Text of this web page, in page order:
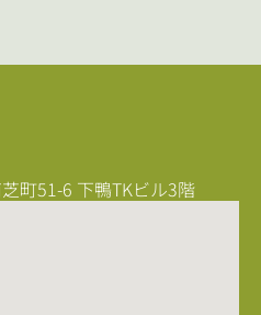
町51-6 下鴨TKビル3階